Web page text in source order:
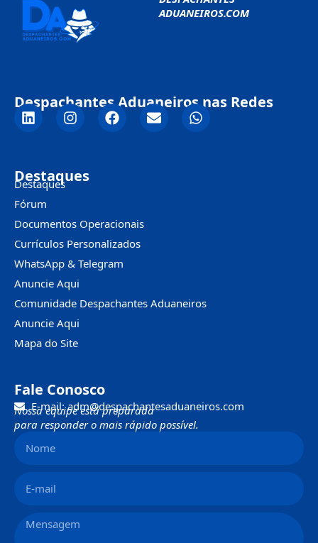
ADUANEIROS.COM
Despachantes Aduaneiros nas Redes
Destaques
Destaques
Fórum
Documentos Operacionais
Currículos Personalizados
WhatsApp & Telegram
Anuncie Aqui
Comunidade Despachantes Aduaneiros
Anuncie Aqui
Mapa do Site
Fale Conosco
E-mail: adm@despachantesaduaneiros.com
Nossa equipe está preparada
para responder o mais rápido possível.